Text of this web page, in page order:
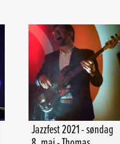
Jazzfest 2021 - søndag